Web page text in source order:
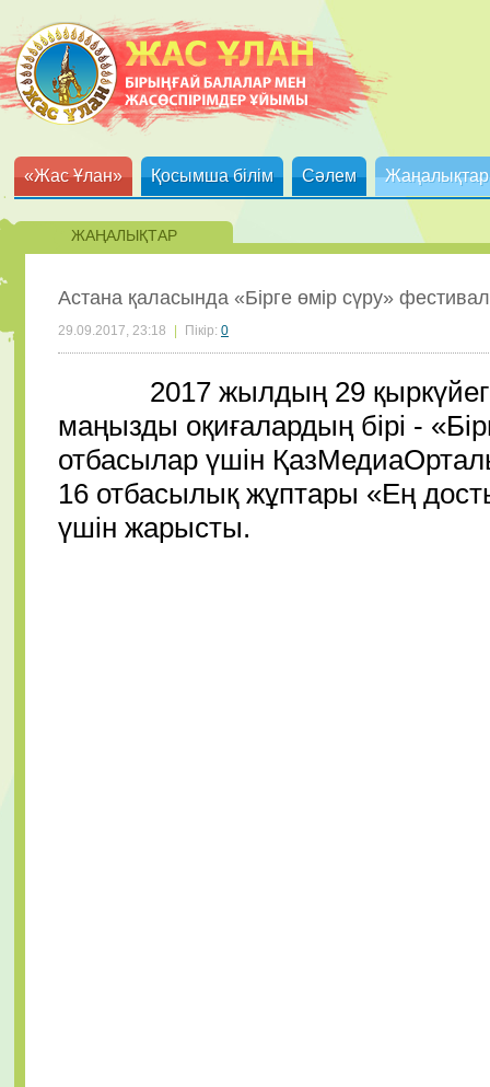
«Жас Ұлан» Қосымша білім Сәлем Жаңалықтар
ЖАҢАЛЫҚТАР
Астана қаласында «Бірге өмір сүру»
29.09.2017, 23:18 Пікір: 0
2017 жылдың 29
маңызды оқиғалардың бірі -
отбасылар үшін
16 отбасылық жұптары «Ең
үшін жарысты.